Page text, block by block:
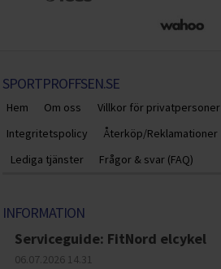
SPORTPROFFSEN.SE
Hem Om oss Villkor för privatpersoner
Integritetspolicy
Återköp/Reklamationer
Lediga tjänster
Frågor & svar (FAQ)
INFORMATION
Serviceguide: FitNord elcykel
06.07.2026 14.31